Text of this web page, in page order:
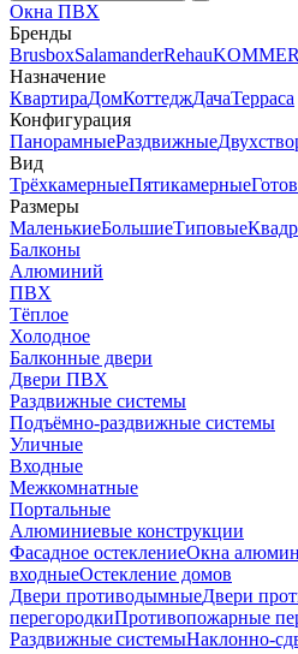
Окна ПВХ
Бренды
BrusboxSalamanderRehau
Назначение
КвартираДомКоттеджДачаТерраса
Конфигурация
ПанорамныеРаздвижные
Вид
ТрёхкамерныеПятикамерные
Размеры
МаленькиеБольшиеТиповые
Балконы
Алюминий
ПВХ
Тёплое
Холодное
Балконные двери
Двери ПВХ
Раздвижные системы
Подъёмно-раздвижные системы
Уличные
Входные
Межкомнатные
Портальные
Алюминиевые конструкции
Фасадное остеклениеОкна
входныеОстекление домов
Двери противодымныеДвери
перегородкиПротивопожарные
Раздвижные системыНаклонно-